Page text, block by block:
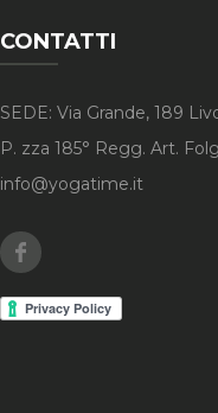
CONTATTI
SEDE: Via Grande, 189
P. zza 185° Regg. Art.
info@yogatime.it